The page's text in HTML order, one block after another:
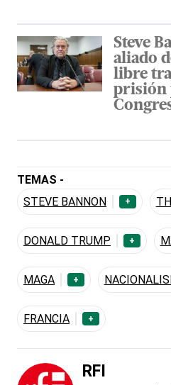
Steve
aliado
libre
prisión
TEMAS -
STEVE BANNON
+
DONALD TRUMP +
MAGA +
FRANCIA +
RFI